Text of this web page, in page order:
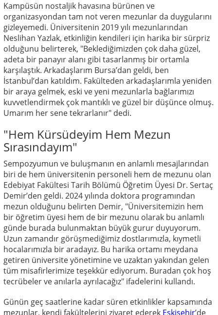
Kampüsün nostaljik havasına bürünen ve
organizasyondan tam not veren mezunlar da duygularını
gizleyemedi. Üniversitenin 2019 yılı mezunlarından
Neslihan Yazlak, etkinliğin kendileri için harika bir sürpriz
olduğunu belirterek, "Beklediğimizden çok daha güzel,
adeta bir panayır alanı gibi tasarlanmış bir ortamla
karşılaştık. Arkadaşlarım Bursa’dan geldi, ben
İstanbul’dan katıldım. Fakülteden arkadaşlarımla yeniden
bir araya gelmek, eski ve yeni mezunlarla bağlarımızı
kuvvetlendirmek çok mantıklı ve güzel bir düşünce olmuş.
Umarım her sene tekrarlanır" dedi.
"Hem Kürsüdeyim Hem Mezun
Sırasındayım"
Sempozyumun ve buluşmanın en anlamlı mesajlarından
biri de hem üniversitenin personeli hem de mezunu olan
Edebiyat Fakültesi Tarih Bölümü Öğretim Üyesi Dr. Sertaç
Demir’den geldi. 2024 yılında doktora programından
mezun olduğunu belirten Demir, "Üniversitemizin hem
bir öğretim üyesi hem de bir mezunu olarak bu anlamlı
günde burada bulunmaktan büyük gurur duyuyorum.
Uzun zamandır görüşmediğimiz dostlarımızla, kıymetli
hocalarımızla bir aradayız. Bu harika ortamı meydana
getiren üniversite yönetimine ve uzaktan yakından gelen
tüm misafirlerimize teşekkür ediyorum. Buradan çok hoş
tecrübeler ve anılarla ayrılacağız" ifadelerini kullandı.
Günün geç saatlerine kadar süren etkinlikler kapsamında
mezunlar, kendi fakültelerini ziyaret ederek Eskişehir’de